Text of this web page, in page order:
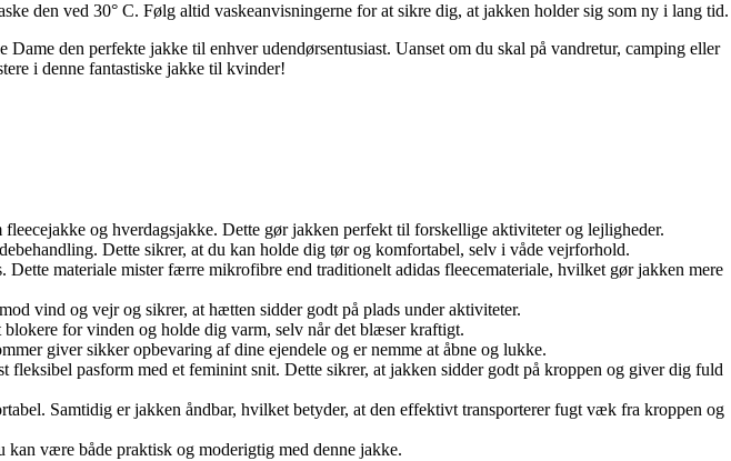
den ved 30° C. Følg altid vaskeanvisningerne for at sikre dig, at jakken holder sig som ny i lang tid.
den perfekte jakke til enhver udendørsentusiast. Uanset om du skal på vandretur, camping eller
i denne fantastiske jakke til kvinder!
og hverdagsjakke. Dette gør jakken perfekt til forskellige aktiviteter og lejligheder.
Dette sikrer, at du kan holde dig tør og komfortabel, selv i våde vejrforhold.
materiale mister færre mikrofibre end traditionelt adidas fleecemateriale, hvilket gør jakken mere
vind og vejr og sikrer, at hætten sidder godt på plads under aktiviteter.
for vinden og holde dig varm, selv når det blæser kraftigt.
giver sikker opbevaring af dine ejendele og er nemme at åbne og lukke.
fleksibel pasform med et feminint snit. Dette sikrer, at jakken sidder godt på kroppen og giver dig fuld
Samtidig er jakken åndbar, hvilket betyder, at den effektivt transporterer fugt væk fra kroppen og
være både praktisk og moderigtig med denne jakke.